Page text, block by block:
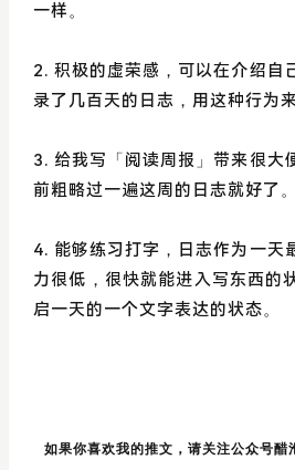
一样。
2. 积极的虚荣感，可以在介绍自
录了几百天的日志，用这种行为
3. 给我写「阅读周报」带来很大
前粗略过一遍这周的日志就好了。
4. 能够练习打字，日志作为一天
力很低，很快就能进入写东西的
启一天的一个文字表达的状态。
如果你喜欢我的推文，请关注公众号醋